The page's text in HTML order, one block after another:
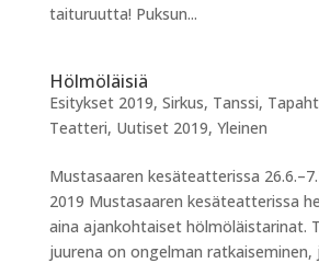
taituruutta! Puksun...
Hölmöläisiä
Esitykset 2019, Sirkus, Tanssi,
Teatteri, Uutiset 2019, Yleinen
Mustasaaren kesäteatterissa
2019 Mustasaaren kesäteatterissa
aina ajankohtaiset hölmöläistarinat.
juurena on ongelman ratkaiseminen,